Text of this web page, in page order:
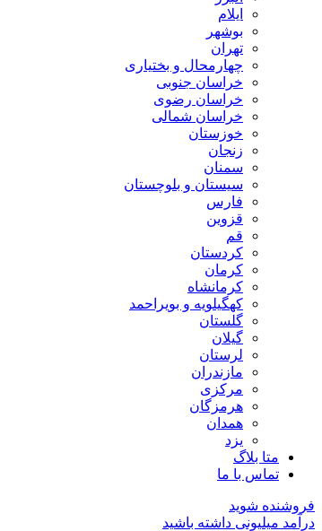
ایلام
بوشهر
تهران
چهارمحال و بختیاری
خراسان جنوبی
خراسان رضوی
خراسان شمالی
خوزستان
زنجان
سمنان
سیستان و بلوچستان
فارس
قزوین
قم
کردستان
کرمان
کرمانشاه
کهگیلویه و بویراحمد
گلستان
گیلان
لرستان
مازندران
مرکزی
هرمزگان
همدان
یزد
متا بلاگ
تماس با ما
فروشنده شوید
درآمد میلیونی داشته باشید